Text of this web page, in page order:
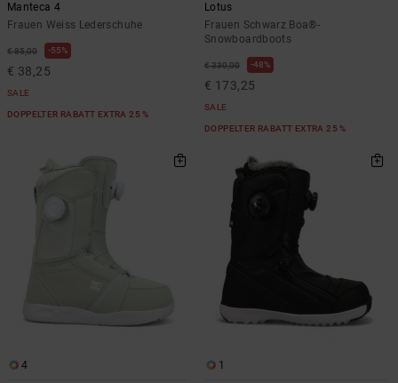
Manteca 4
Frauen Weiss Lederschuhe
€ 85,00 55%
€ 38,25
SALE
DOPPELTER RABATT EXTRA 25 %
Lotus
Frauen Schwarz Boa®-
Snowboardboots
€ 330,00 48%
€ 173,25
SALE
DOPPELTER RABATT EXTRA 25 %
4 1